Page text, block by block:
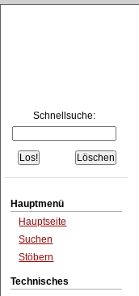
Schnellsuche:
Hauptmenü
Hauptseite
Suchen
Stöbern
Technisches